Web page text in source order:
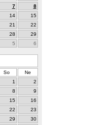
7
8
14
15
21
22
28
29
5 6
So
Ne
1
2
8
9
15
16
22
23
29
30